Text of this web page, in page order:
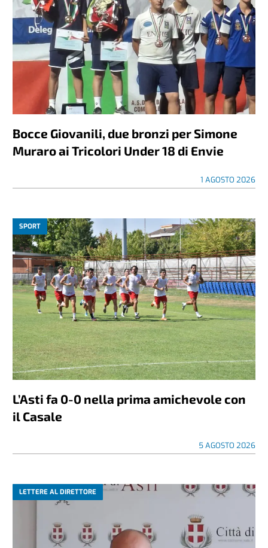
Bocce Giovanili, due bronzi per Simone
Muraro ai Tricolori Under 18 di Envie
1 AGOSTO 2026
SPORT
L’Asti fa 0-0 nella prima amichevole con
il Casale
5 AGOSTO 2026
LETTERE AL DIRETTORE